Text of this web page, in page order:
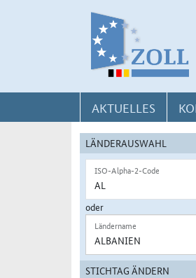
AKTUELLES
LÄNDERAUSWAHL
ISO-Alpha-2-Code
oder
Ländername
STICHTAG ÄNDERN